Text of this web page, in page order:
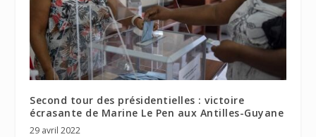
Second tour des présidentielles : victoire
écrasante de Marine Le Pen aux Antilles-Guyane
29 avril 2022